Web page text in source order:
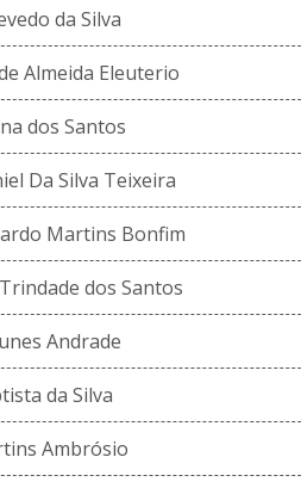
da Silva
Almeida Eleuterio
dos Santos
Da Silva Teixeira
Martins Bonfim
dos Santos
Andrade
da Silva
Ambrósio